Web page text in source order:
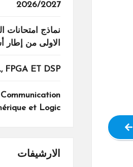
2026/2027
نماذج امتحانات
الاولى من إطار
FPGA ET DSP
et Logic
الارشيفات